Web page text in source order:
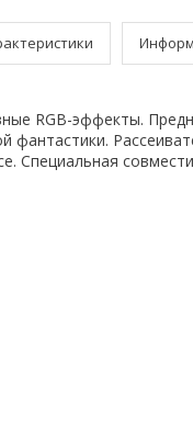
RGB-эффекты.
фантастики.
Специальная